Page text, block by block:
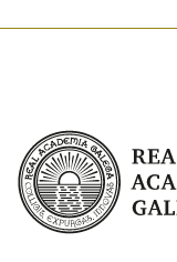
Real Academia Galega